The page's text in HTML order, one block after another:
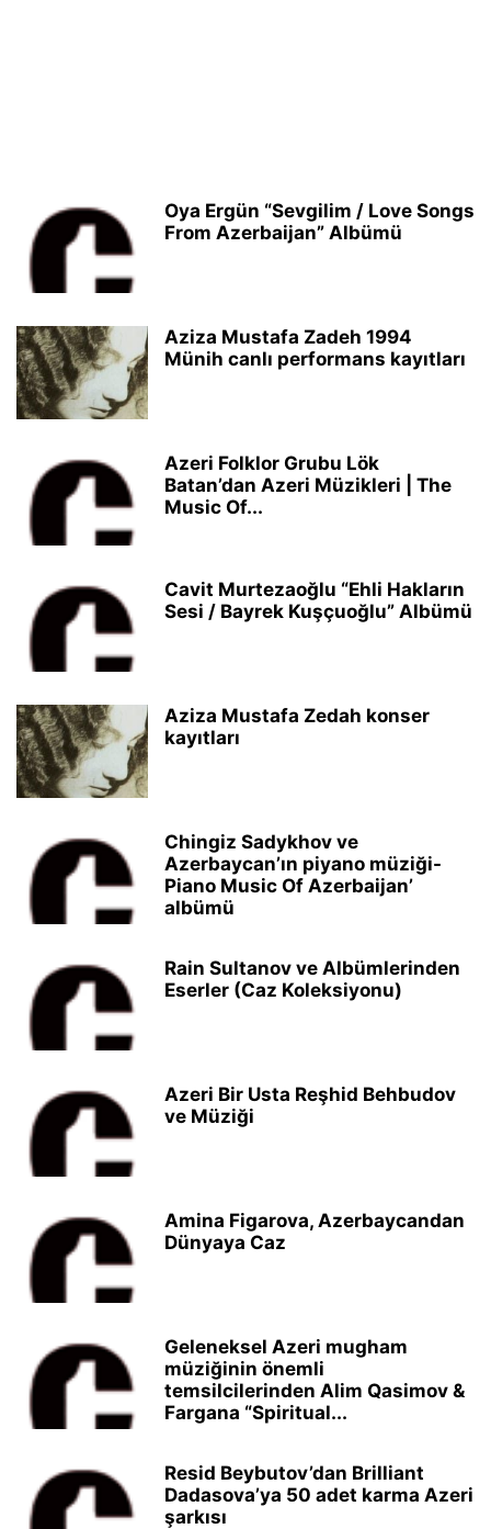
Oya Ergün “Sevgilim / Love Songs
From Azerbaijan” Albümü
Aziza Mustafa Zadeh 1994
Münih canlı performans kayıtları
Azeri Folklor Grubu Lök
Batan’dan Azeri Müzikleri | The
Music Of...
Cavit Murtezaoğlu “Ehli Hakların
Sesi / Bayrek Kuşçuoğlu” Albümü
Aziza Mustafa Zedah konser
kayıtları
Chingiz Sadykhov ve
Azerbaycan’ın piyano müziği-
Piano Music Of Azerbaijan’
albümü
Rain Sultanov ve Albümlerinden
Eserler (Caz Koleksiyonu)
Azeri Bir Usta Reşhid Behbudov
ve Müziği
Amina Figarova, Azerbaycandan
Dünyaya Caz
Geleneksel Azeri mugham
müziğinin önemli
temsilcilerinden Alim Qasimov &
Fargana “Spiritual...
Resid Beybutov’dan Brilliant
Dadasova’ya 50 adet karma Azeri
şarkısı